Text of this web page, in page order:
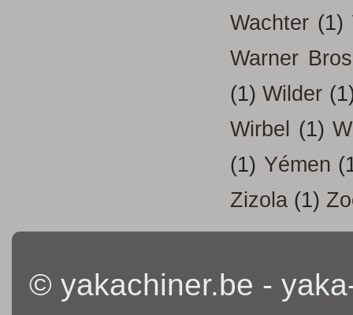
Wachter (1)
Warner Bros
(1) Wilder
Wirbel
(1)
(1) Yémen
Zizola (1)
© yakachiner.be -